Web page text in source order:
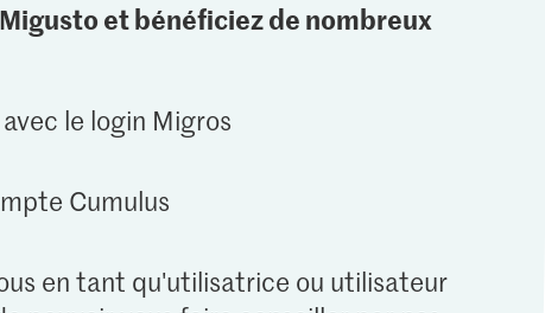
et bénéficiez de nombreux
le login Migros
Cumulus
en tant qu'utilisatrice ou utilisateur